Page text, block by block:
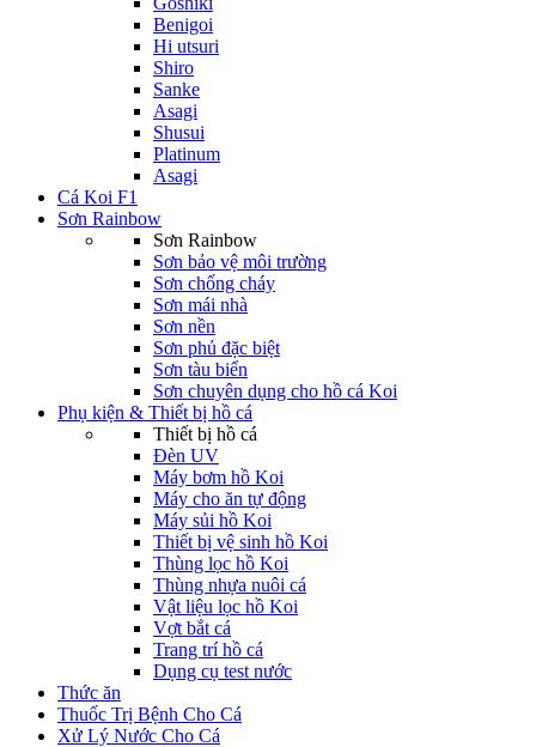
Benigoi
Hi utsuri
Shiro
Sanke
Asagi
Shusui
Platinum
Asagi
Cá Koi F1
Sơn Rainbow
Sơn Rainbow
Sơn bảo vệ môi trường
Sơn chống cháy
Sơn mái nhà
Sơn nền
Sơn phủ đặc biệt
Sơn tàu biển
Sơn chuyên dụng cho hồ cá Koi
Phụ kiện & Thiết bị hồ cá
Thiết bị hồ cá
Đèn UV
Máy bơm hồ Koi
Máy cho ăn tự động
Máy sủi hồ Koi
Thiết bị vệ sinh hồ Koi
Thùng lọc hồ Koi
Thùng nhựa nuôi cá
Vật liệu lọc hồ Koi
Vợt bắt cá
Trang trí hồ cá
Dụng cụ test nước
Thức ăn
Thuốc Trị Bệnh Cho Cá
Xử Lý Nước Cho Cá